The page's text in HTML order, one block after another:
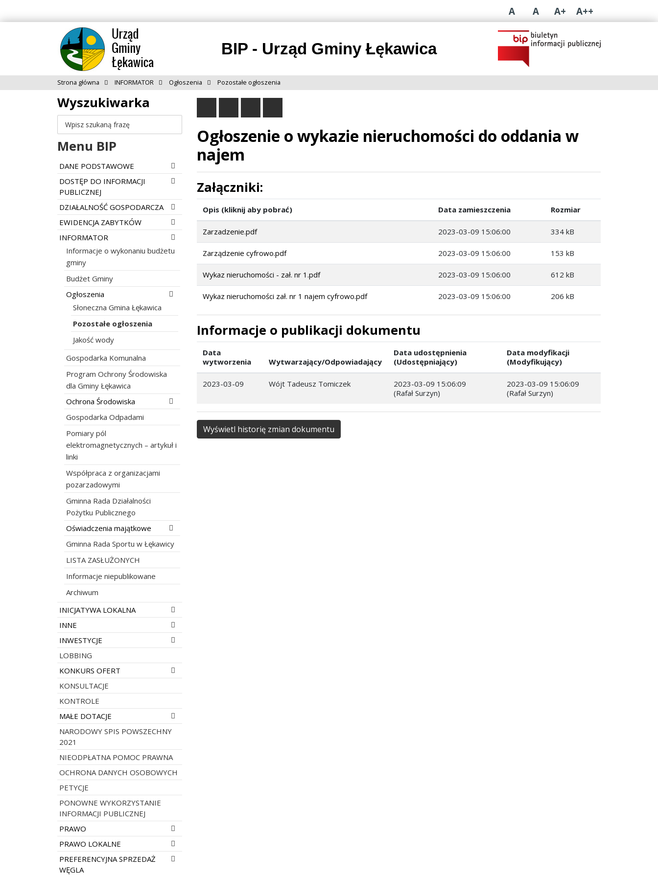
A A A+ A++
BIP - Urząd Gminy Łękawica
Strona główna INFORMATOR Ogłoszenia Pozostałe ogłoszenia
Wyszukiwarka
Szukaj
Menu BIP
Rozwiń menu
DANE PODSTAWOWE
Rozwiń menu
DOSTĘP DO INFORMACJI
PUBLICZNEJ
Rozwiń menu
DZIAŁALNOŚĆ GOSPODARCZA
Rozwiń menu
EWIDENCJA ZABYTKÓW
Rozwiń menu
INFORMATOR
Informacje o wykonaniu budżetu
gminy
Budżet Gminy
Rozwiń menu
Ogłoszenia
Słoneczna Gmina Łękawica
Pozostałe ogłoszenia
Jakość wody
Gospodarka Komunalna
Program Ochrony Środowiska
dla Gminy Łękawica
Rozwiń menu
Ochrona Środowiska
Gospodarka Odpadami
Pomiary pól
elektromagnetycznych – artykuł i
linki
Współpraca z organizacjami
pozarzadowymi
Gminna Rada Działalności
Pożytku Publicznego
Rozwiń menu
Oświadczenia majątkowe
Gminna Rada Sportu w Łękawicy
LISTA ZASŁUŻONYCH
Informacje niepublikowane
Archiwum
Rozwiń menu
INICJATYWA LOKALNA
Rozwiń menu
INNE
Rozwiń menu
INWESTYCJE
LOBBING
Rozwiń menu
KONKURS OFERT
KONSULTACJE
KONTROLE
Rozwiń menu
MAŁE DOTACJE
NARODOWY SPIS POWSZECHNY
2021
NIEODPŁATNA POMOC PRAWNA
OCHRONA DANYCH OSOBOWYCH
PETYCJE
PONOWNE WYKORZYSTANIE
INFORMACJI PUBLICZNEJ
Rozwiń menu
PRAWO
Rozwiń menu
PRAWO LOKALNE
Rozwiń menu
PREFERENCYJNA SPRZEDAŻ
WĘGLA
Ogłoszenie o wykazie nieruchomości do oddania w
najem
Załączniki:
Opis (kliknij aby pobrać) Data zamieszczenia Rozmiar
Zarzadzenie.pdf 2023-03-09 15:06:00 334 kB
Zarządzenie cyfrowo.pdf 2023-03-09 15:06:00 153 kB
Wykaz nieruchomości - zał. nr 1.pdf 2023-03-09 15:06:00 612 kB
Wykaz nieruchomości zał. nr 1 najem cyfrowo.pdf 2023-03-09 15:06:00 206 kB
Informacje o publikacji dokumentu
Data
wytworzenia
Wytwarzający/Odpowiadający
Data udostępnienia
(Udostępniający)
Data modyfikacji
(Modyfikujący)
2023-03-09 Wójt Tadeusz Tomiczek
2023-03-09 15:06:09
(Rafał Surzyn)
2023-03-09 15:06:09
(Rafał Surzyn)
Wyświetl historię zmian dokumentu